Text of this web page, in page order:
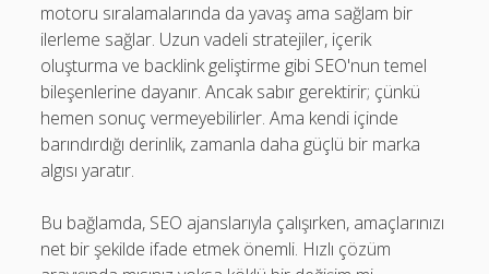
motoru sıralamalarında da yavaş ama sağlam bir
ilerleme sağlar. Uzun vadeli stratejiler, içerik
oluşturma ve backlink geliştirme gibi SEO'nun temel
bileşenlerine dayanır. Ancak sabır gerektirir; çünkü
hemen sonuç vermeyebilirler. Ama kendi içinde
barındırdığı derinlik, zamanla daha güçlü bir marka
algısı yaratır.
Bu bağlamda, SEO ajanslarıyla çalışırken, amaçlarınızı
net bir şekilde ifade etmek önemli. Hızlı çözüm